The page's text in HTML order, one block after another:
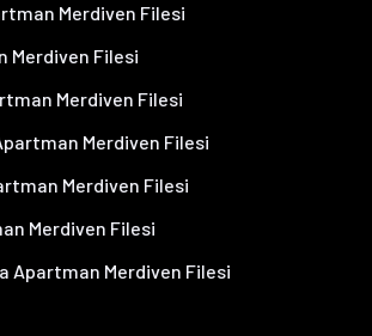
Merdiven Filesi
Merdiven Filesi
Merdiven Filesi
Merdiven Filesi
Merdiven Filesi
Merdiven Filesi
Apartman Merdiven Filesi